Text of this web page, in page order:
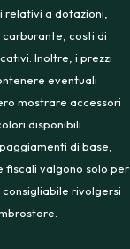
a dotazioni,
carburante, costi di
Inoltre, i prezzi
eventuali
mostrare accessori
disponibili
di base,
fiscali valgono solo per
rivolgersi